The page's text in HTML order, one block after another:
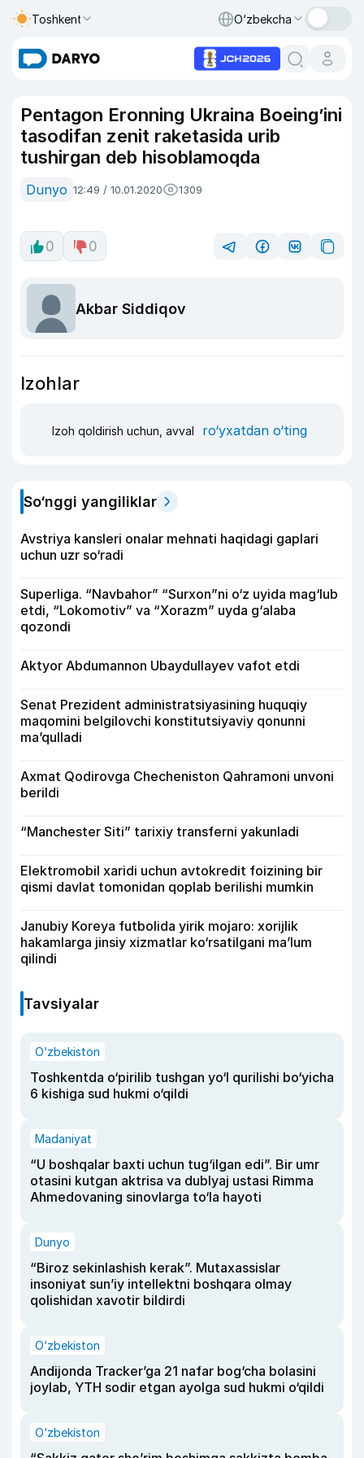
Toshkent O‘zbekcha
Pentagon Eronning Ukraina Boeing’ini
tasodifan zenit raketasida urib
tushirgan deb hisoblamoqda
Dunyo 12:49 / 10.01.2020 1309
0 0
Akbar Siddiqov
Izohlar
Izoh qoldirish uchun, avval ro‘yxatdan o‘ting
So‘nggi yangiliklar
Avstriya kansleri onalar mehnati haqidagi gaplari
uchun uzr so‘radi
Superliga. “Navbahor” “Surxon”ni o‘z uyida mag‘lub
etdi, “Lokomotiv” va “Xorazm” uyda g‘alaba
qozondi
Aktyor Abdu­mannon Ubaydullayev vafot etdi
Senat Prezident administratsiyasining huquqiy
maqomini belgilovchi konstitutsiyaviy qonunni
ma’qulladi
Axmat Qodirovga Checheniston Qahramoni unvoni
berildi
“Manchester Siti” tarixiy transferni yakunladi
Elektromobil xaridi uchun avtokredit foizining bir
qismi davlat tomonidan qoplab berilishi mumkin
Janubiy Koreya futbolida yirik mojaro: xorijlik
hakamlarga jinsiy xizmatlar ko‘rsatilgani ma’lum
qilindi
Tavsiyalar
O‘zbekiston
Toshkentda o‘pirilib tushgan yo‘l qurilishi bo‘yicha
6 kishiga sud hukmi o‘qildi
Madaniyat
“U boshqalar baxti uchun tug‘ilgan edi”. Bir umr
otasini kutgan aktrisa va dublyaj ustasi Rimma
Ahmedovaning sinovlarga to‘la hayoti
Dunyo
“Biroz sekinlashish kerak”. Mutaxassislar
insoniyat sun’iy intellektni boshqara olmay
qolishidan xavotir bildirdi
O‘zbekiston
Andijonda Tracker’ga 21 nafar bog‘cha bolasini
joylab, YTH sodir etgan ayolga sud hukmi o‘qildi
O‘zbekiston